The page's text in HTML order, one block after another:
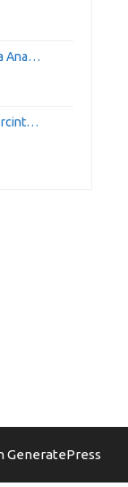
Ana…
GeneratePress